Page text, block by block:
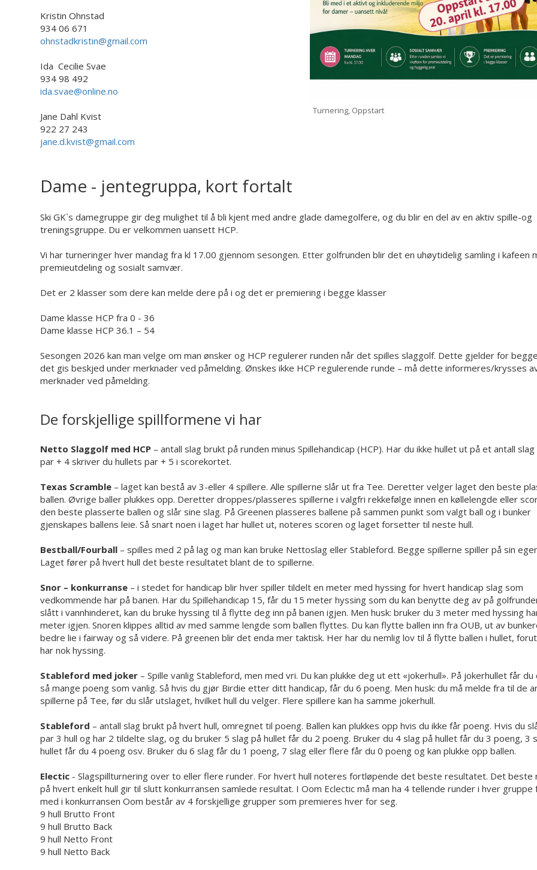
Turnering, Oppstart
Kristin Ohnstad
934 06 671
ohnstadkristin@gmail.com
Ida Cecilie Svae
934 98 492
ida.svae@online.no
Jane Dahl Kvist
922 27 243
jane.d.kvist@gmail.com
Dame - jentegruppa, kort fortalt
Ski GK`s damegruppe gir deg mulighet til å bli kjent med andre glade damegolfere, og du blir en del av en aktiv spille-og
treningsgruppe. Du er velkommen uansett HCP.
Vi har turneringer hver mandag fra kl 17.00 gjennom sesongen. Etter golfrunden blir det en uhøytidelig samling i kafeen
premieutdeling og sosialt samvær.
Det er 2 klasser som dere kan melde dere på i og det er premiering i begge klasser
Dame klasse HCP fra 0 - 36
Dame klasse HCP 36.1 – 54
Sesongen 2026 kan man velge om man ønsker og HCP regulerer runden når det spilles slaggolf. Dette gjelder for
det gis beskjed under merknader ved påmelding. Ønskes ikke HCP regulerende runde – må dette informeres/krysses
merknader ved påmelding.
De forskjellige spillformene vi har
Netto Slaggolf med HCP – antall slag brukt på runden minus Spillehandicap (HCP). Har du ikke hullet ut på et antall
par + 4 skriver du hullets par + 5 i scorekortet.
Texas Scramble – laget kan bestå av 3-eller 4 spillere. Alle spillerne slår ut fra Tee. Deretter velger laget den beste
ballen. Øvrige baller plukkes opp. Deretter droppes/plasseres spillerne i valgfri rekkefølge innen en køllelengde eller
den beste plasserte ballen og slår sine slag. På Greenen plasseres ballene på sammen punkt som valgt ball og i bunker
gjenskapes ballens leie. Så snart noen i laget har hullet ut, noteres scoren og laget forsetter til neste hull.
Bestball/Fourball – spilles med 2 på lag og man kan bruke Nettoslag eller Stableford. Begge spillerne spiller på sin
Laget fører på hvert hull det beste resultatet blant de to spillerne.
Snor – konkurranse – i stedet for handicap blir hver spiller tildelt en meter med hyssing for hvert handicap slag som
vedkommende har på banen. Har du Spillehandicap 15, får du 15 meter hyssing som du kan benytte deg av på
slått i vannhinderet, kan du bruke hyssing til å flytte deg inn på banen igjen. Men husk: bruker du 3 meter med hyssing
meter igjen. Snoren klippes alltid av med samme lengde som ballen flyttes. Du kan flytte ballen inn fra OUB, ut av
bedre lie i fairway og så videre. På greenen blir det enda mer taktisk. Her har du nemlig lov til å flytte ballen i hullet,
har nok hyssing.
Stableford med joker – Spille vanlig Stableford, men med vri. Du kan plukke deg ut ett «jokerhull». På jokerhullet får
så mange poeng som vanlig. Så hvis du gjør Birdie etter ditt handicap, får du 6 poeng. Men husk: du må melde fra til de
spillerne på Tee, før du slår utslaget, hvilket hull du velger. Flere spillere kan ha samme jokerhull.
Stableford – antall slag brukt på hvert hull, omregnet til poeng. Ballen kan plukkes opp hvis du ikke får poeng. Hvis du
par 3 hull og har 2 tildelte slag, og du bruker 5 slag på hullet får du 2 poeng. Bruker du 4 slag på hullet får du 3 poeng, 3
hullet får du 4 poeng osv. Bruker du 6 slag får du 1 poeng, 7 slag eller flere får du 0 poeng og kan plukke opp ballen.
Electic - Slagspillturnering over to eller flere runder. For hvert hull noteres fortløpende det beste resultatet. Det
på hvert enkelt hull gir til slutt konkurransen samlede resultat. I Oom Eclectic må man ha 4 tellende runder i hver
med i konkurransen Oom består av 4 forskjellige grupper som premieres hver for seg.
9 hull Brutto Front
9 hull Brutto Back
9 hull Netto Front
9 hull Netto Back